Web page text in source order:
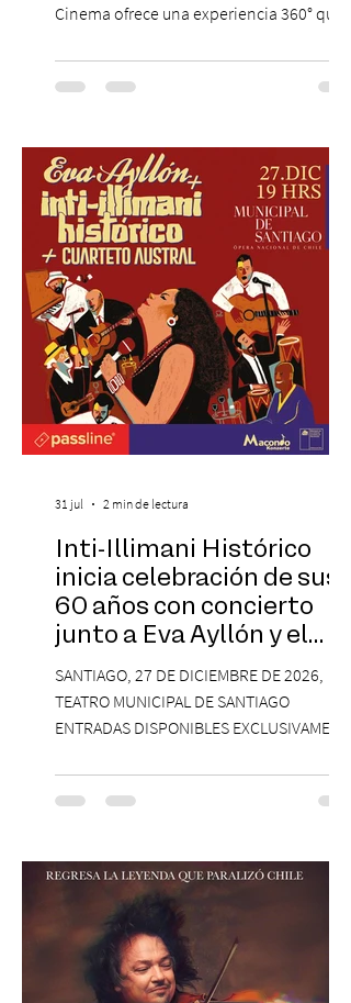
Cinema ofrece una experiencia 360° que
cinematográfica y actores en vivo,
recreando algunos de los universos más
una nueva atracción a su oferta
gastronómica y turística con la apertura de
Cinema, un restaurante temático
inspirado en el concepto de un museo de
Hollywood, que promete transportar a sus
visitantes a distintos
Inti-Illimani Histórico
inicia celebración de sus
60 años con concierto
junto a Eva Ayllón y el
Cuarteto Austral en el
Teatro Municipal de
Santiago
SANTIAGO, 27 DE DICIEMBRE DE 2026,
TEATRO MUNICIPAL DE SANTIAGO
ENTRADAS DISPONIBLES EXCLUSIVAMENTE
agrupación ícono de la Nueva Canción
Chilena conmemorará su legado de 60
19:00 horas, en el Teatro Municipal de
Santiago. La celebración reunirá a la
máxima exponente de la música popular
peruana, Eva Ayllón, al Cuarteto Austral y
un repertorio que recorrerá seis décadas
de obras que transformaron l
31 jul 2 min de lectura